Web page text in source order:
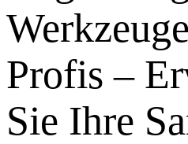
Profis –
Sie Ihre